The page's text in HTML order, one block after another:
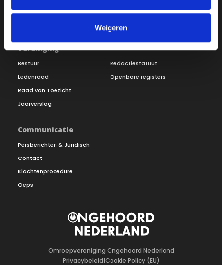
Weigeren
Inloggen
Vereniging
Bestuur
Ledenraad
Raad van Toezicht
Jaarverslag
Redactiestatuut
Openbare registers
Communicatie
Persberichten & Juridisch
Contact
Klachtenprocedure
Oeps
Omroepvereniging Ongehoord Nederland
Privacybeleid|Cookie Policy (EU)